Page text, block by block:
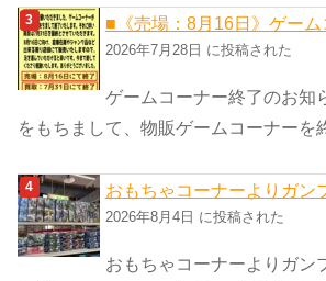
■《売場：8月16日》ゲーム
2026年7月28日 に投稿された
ゲームコーナー終了のお知
をもちまして、物販ゲームコーナーを
おもちゃコーナーよりガン
2026年8月4日 に投稿された
おもちゃコーナーよりガン